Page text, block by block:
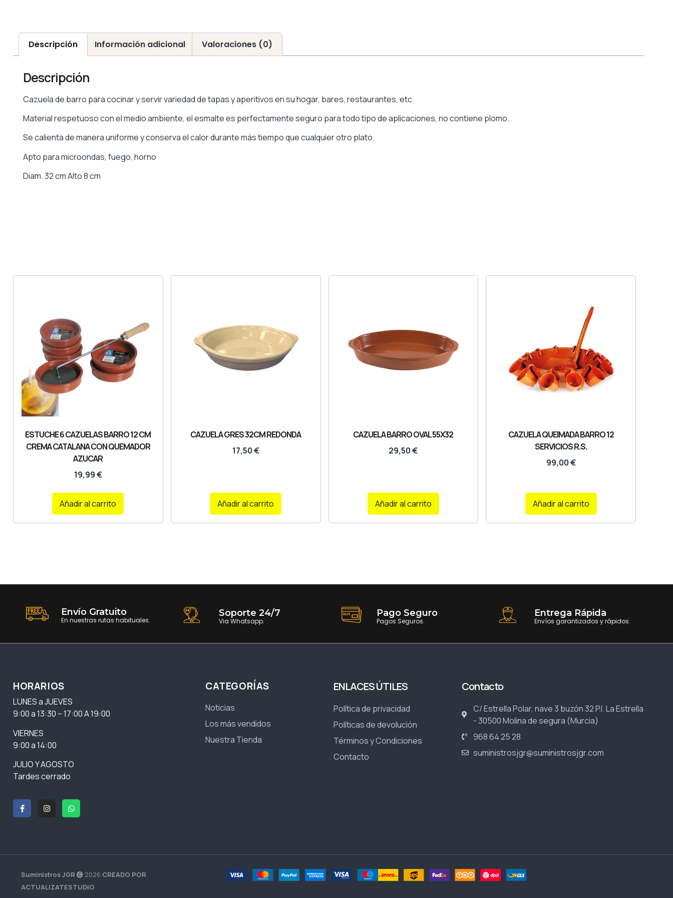
Descripción Información adicional Valoraciones (0)
Descripción
Cazuela de barro para cocinar y servir variedad de tapas y aperitivos en su hogar, bares, restaurantes, etc.
Material respetuoso con el medio ambiente, el esmalte es perfectamente seguro para todo tipo de aplicaciones, no contiene plomo.
Se calienta de manera uniforme y conserva el calor durante más tiempo que cualquier otro plato.
Apto para microondas, fuego, horno
Diam. 32 cm Alto 8 cm
ESTUCHE 6 CAZUELAS BARRO 12 CM
CREMA CATALANA CON QUEMADOR
AZUCAR
19,99€
Añadir al carrito
CAZUELA GRES 32CM REDONDA
17,50€
Añadir al carrito
CAZUELA BARRO OVAL 55X32
29,50€
Añadir al carrito
CAZUELA QUEIMADA BARRO 12
SERVICIOS R.S.
99,00€
Añadir al carrito
Envío Gratuito
En nuestras rutas habituales.
Soporte 24/7
Via Whatsapp.
Pago Seguro
Pagos Seguros.
Entrega Rápida
Envíos garantizados y rápidos.
HORARIOS
LUNES a JUEVES
9:00 a 13:30 – 17:00 A 19:00
VIERNES
9:00 a 14:00
JULIO Y AGOSTO
Tardes cerrado
CATEGORÍAS
Noticias
Los más vendidos
Nuestra Tienda
ENLACES ÚTILES
Política de privacidad
Políticas de devolución
Términos y Condiciones
Contacto
Contacto
C/ Estrella Polar, nave 3 buzón 32 P.I. La Estrella
- 30500 Molina de segura (Murcia)
968 64 25 28
suministrosjgr@suministrosjgr.com
Suministros JGR 2026 CREADO POR
ACTUALIZATESTUDIO